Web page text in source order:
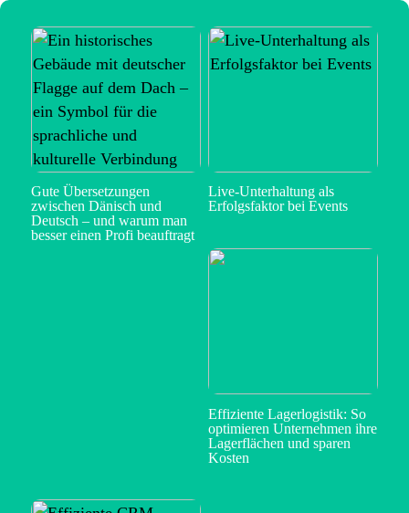
Gute Übersetzungen
zwischen Dänisch und
Deutsch – und warum man
besser einen Profi beauftragt
Live-Unterhaltung als
Erfolgsfaktor bei Events
Effiziente Lagerlogistik: So
optimieren Unternehmen ihre
Lagerflächen und sparen
Kosten